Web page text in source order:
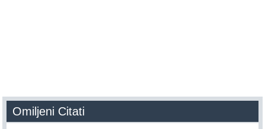
Omiljeni Citati